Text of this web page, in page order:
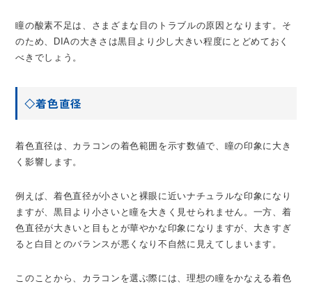
瞳の酸素不足は、さまざまな目のトラブルの原因となります。そ
のため、DIAの大きさは黒目より少し大きい程度にとどめておく
べきでしょう。
◇着色直径
着色直径は、カラコンの着色範囲を示す数値で、瞳の印象に大き
く影響します。
例えば、着色直径が小さいと裸眼に近いナチュラルな印象になり
ますが、黒目より小さいと瞳を大きく見せられません。一方、着
色直径が大きいと目もとが華やかな印象になりますが、大きすぎ
ると白目とのバランスが悪くなり不自然に見えてしまいます。
このことから、カラコンを選ぶ際には、理想の瞳をかなえる着色